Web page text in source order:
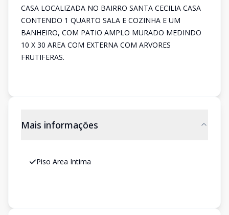
CASA LOCALIZADA NO BAIRRO SANTA CECILIA CASA
CONTENDO 1 QUARTO SALA E COZINHA E UM
BANHEIRO, COM PATIO AMPLO MURADO MEDINDO
10 X 30 AREA COM EXTERNA COM ARVORES
FRUTIFERAS.
Mais informações
Piso Area Intima